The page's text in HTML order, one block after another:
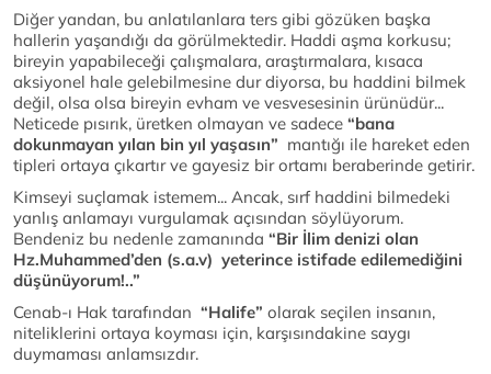
Diğer yandan, bu anlatılanlara ters gibi gözüken başka
hallerin yaşandığı da görülmektedir. Haddi aşma korkusu;
bireyin yapabileceği çalışmalara, araştırmalara, kısaca
aksiyonel hale gelebilmesine dur diyorsa, bu haddini bilmek
değil, olsa olsa bireyin evham ve vesvesesinin ürünüdür...
Neticede pısırık, üretken olmayan ve sadece “bana
dokunmayan yılan bin yıl yaşasın” mantığı ile hareket eden
tipleri ortaya çıkartır ve gayesiz bir ortamı beraberinde getirir.
Kimseyi suçlamak istemem... Ancak, sırf haddini bilmedeki
yanlış anlamayı vurgulamak açısından söylüyorum.
Bendeniz bu nedenle zamanında “Bir İlim denizi olan
Hz.Muhammed’den (s.a.v) yeterince istifade edilemediğini
düşünüyorum!..”
Cenab-ı Hak tarafından “Halife” olarak seçilen insanın,
niteliklerini ortaya koyması için, karşısındakine saygı
duymaması anlamsızdır.